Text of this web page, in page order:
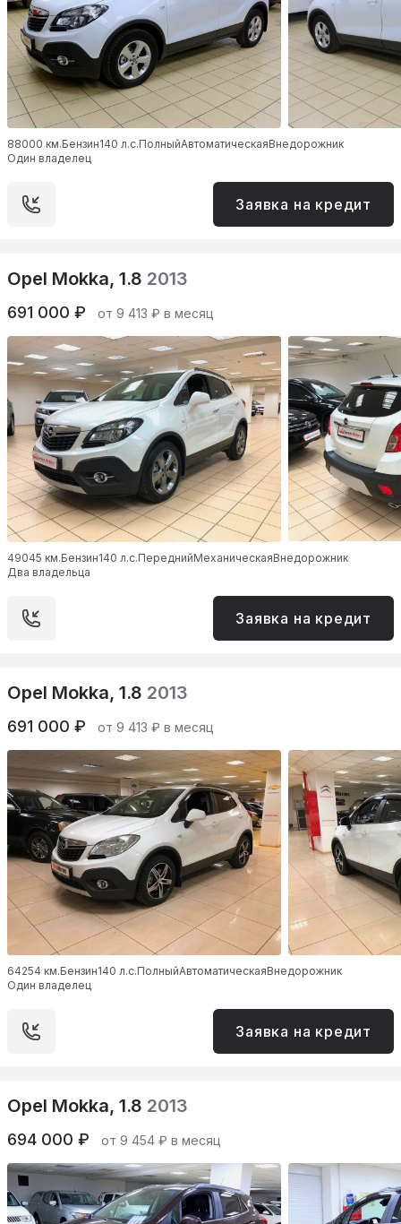
88000 км.Бензин140 л.с.ПолныйАвтоматическаяВнедорожник
Один владелец
Заявка на кредит
Opel Mokka, 1.8 2013
691 000 ₽ от 9 413 ₽ в месяц
49045 км.Бензин140 л.с.ПереднийМеханическаяВнедорожник
Два владельца
Заявка на кредит
Opel Mokka, 1.8 2013
691 000 ₽ от 9 413 ₽ в месяц
64254 км.Бензин140 л.с.ПолныйАвтоматическаяВнедорожник
Один владелец
Заявка на кредит
Opel Mokka, 1.8 2013
694 000 ₽ от 9 454 ₽ в месяц